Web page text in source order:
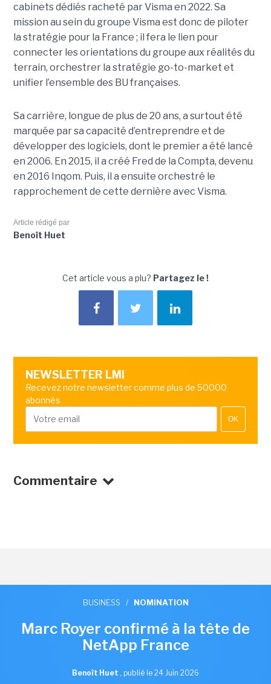
cabinets dédiés racheté par Visma en 2022. Sa
mission au sein du groupe Visma est donc de piloter
la stratégie pour la France ; il fera le lien pour
connecter les orientations du groupe aux réalités du
terrain, orchestrer la stratégie go-to-market et
unifier l’ensemble des BU françaises.
Sa carrière, longue de plus de 20 ans, a surtout été
marquée par sa capacité d’entreprendre et de
développer des logiciels, dont le premier a été lancé
en 2006. En 2015, il a créé Fred de la Compta, devenu
en 2016 Inqom. Puis, il a ensuite orchestré le
rapprochement de cette dernière avec Visma.
Article rédigé par
Benoît Huet
Cet article vous a plu? Partagez le !
NEWSLETTER LMI
Recevez notre newsletter comme plus de 50000
abonnés
OK
Commentaire
BUSINESS / NOMINATION
Marc Royer confirmé à la tête de
NetApp France
Benoît Huet , publié le 24 Juin 2026